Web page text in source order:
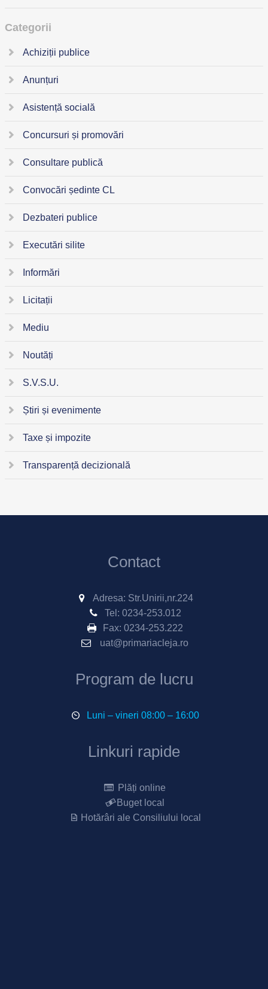
Categorii
Achiziții publice
Anunțuri
Asistență socială
Concursuri și promovări
Consultare publică
Convocări ședinte CL
Dezbateri publice
Executări silite
Informări
Licitații
Mediu
Noutăți
S.V.S.U.
Știri și evenimente
Taxe și impozite
Transparență decizională
Contact
Adresa: Str.Unirii,nr.224
Tel: 0234-253.012
Fax: 0234-253.222
uat@primariacleja.ro
Program de lucru
Luni – vineri 08:00 – 16:00
Linkuri rapide
Plăți online
Buget local
Hotărâri ale Consiliului local